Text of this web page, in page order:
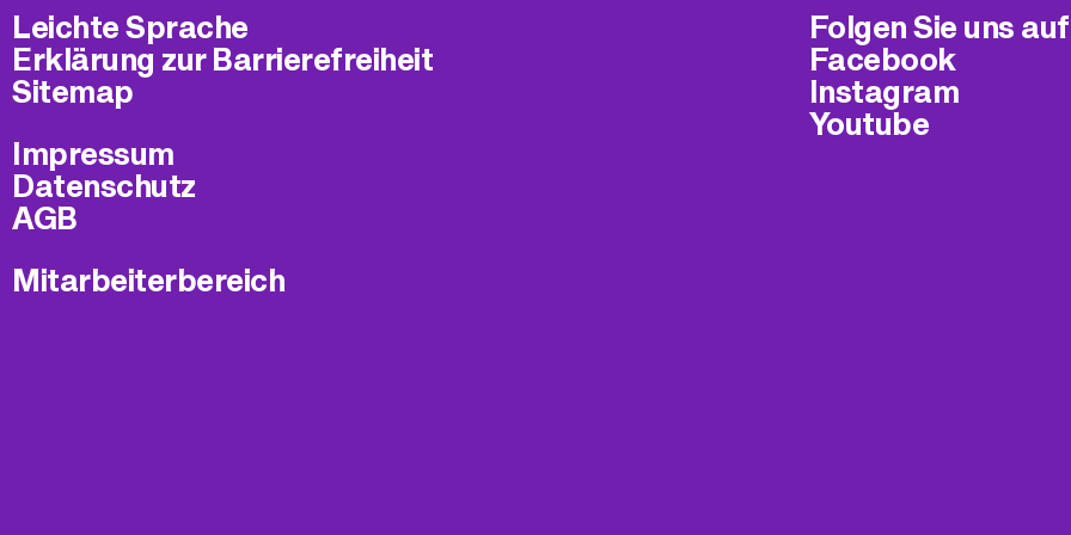
Leichte Sprache
Erklärung zur Barrierefreiheit
Sitemap
Impressum
Datenschutz
AGB
Mitarbeiterbereich
Folgen Sie uns
Facebook
Instagram
Youtube